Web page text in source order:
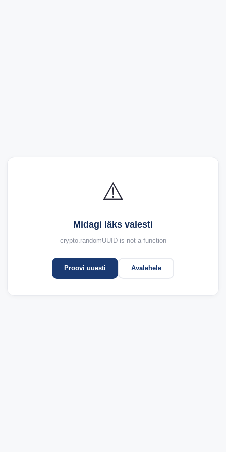
⚠️
Midagi läks valesti
crypto.randomUUID is not a function
Proovi uuesti Avalehele